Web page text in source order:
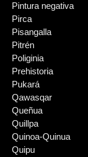
Pintura negativa
Pirca
Pisangalla
Pitrén
Poliginia
Prehistoria
Pukará
Qawasqar
Queñua
Quillpa
Quinoa-Quinua
Quipu